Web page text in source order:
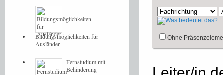
Ohne
Bildungsmöglichkeiten für
Ausländer
Fernstudium mit
Behinderung